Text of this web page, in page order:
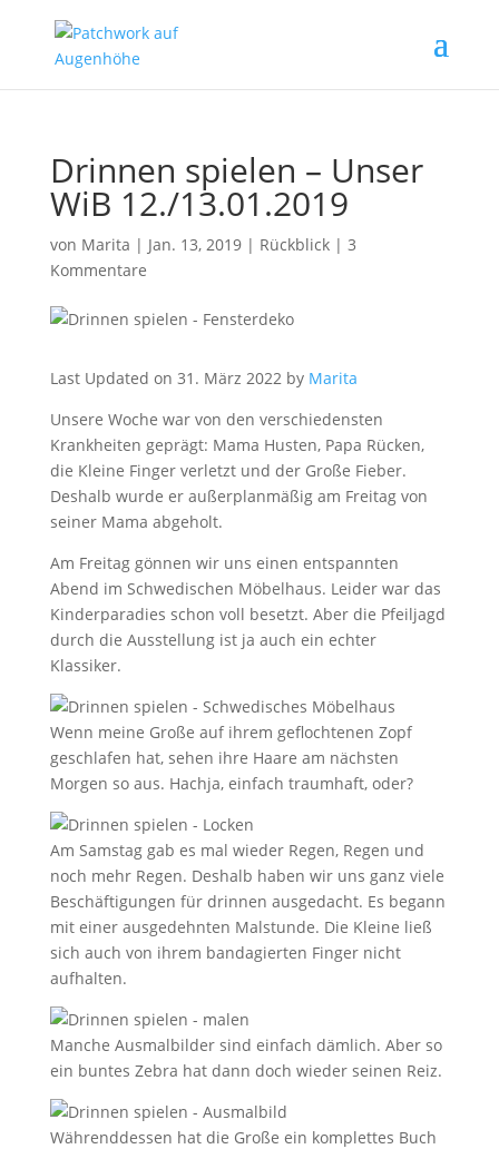
Drinnen spielen – Unser
WiB 12./13.01.2019
von Marita | Jan. 13, 2019| Rückblick| 3
Kommentare
Last Updated on 31. März 2022 by Marita
Unsere Woche war von den verschiedensten
Krankheiten geprägt: Mama Husten, Papa Rücken,
die Kleine Finger verletzt und der Große Fieber.
Deshalb wurde er außerplanmäßig am Freitag von
seiner Mama abgeholt.
Am Freitag gönnen wir uns einen entspannten
Abend im Schwedischen Möbelhaus. Leider war das
Kinderparadies schon voll besetzt. Aber die Pfeiljagd
durch die Ausstellung ist ja auch ein echter
Klassiker.
Wenn meine Große auf ihrem geflochtenen Zopf
geschlafen hat, sehen ihre Haare am nächsten
Morgen so aus. Hachja, einfach traumhaft, oder?
Am Samstag gab es mal wieder Regen, Regen und
noch mehr Regen. Deshalb haben wir uns ganz viele
Beschäftigungen für drinnen ausgedacht. Es begann
mit einer ausgedehnten Malstunde. Die Kleine ließ
sich auch von ihrem bandagierten Finger nicht
aufhalten.
Manche Ausmalbilder sind einfach dämlich. Aber so
ein buntes Zebra hat dann doch wieder seinen Reiz.
Währenddessen hat die Große ein komplettes Buch